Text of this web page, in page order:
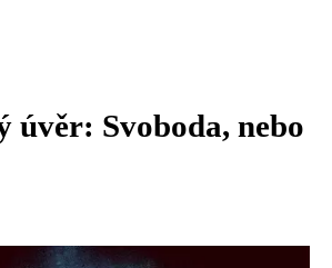
úvěr: Svoboda, nebo